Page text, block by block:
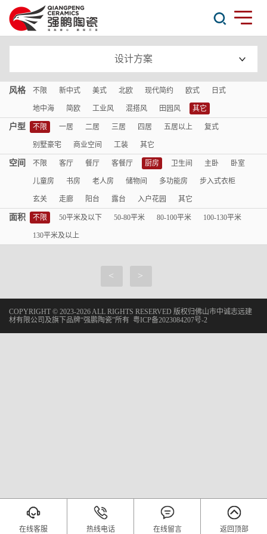
设计方案
风格 不限 新中式 美式 北欧 现代简约 欧式 日式
地中海 简欧 工业风 混搭风 田园风 其它
户型 不限 一居 二居 三居 四居 五居以上 复式
别墅豪宅 商业空间 工装 其它
空间 不限 客厅 餐厅 客餐厅 厨房 卫生间 主卧 卧室
儿童房 书房 老人房 储物间 多功能房 步入式衣柜
玄关 走廊 阳台 露台 入户花园 其它
面积 不限 50平米及以下 50-80平米 80-100平米 100-130平米
130平米及以上
< >
COPYRIGHT © 2023-2026 ALL RIGHTS RESERVED 版权归佛山市中诚志远建
材有限公司及旗下品牌“强鹏陶瓷”所有 粤ICP备2023084207号-2
在线客服 热线电话 在线留言 返回顶部